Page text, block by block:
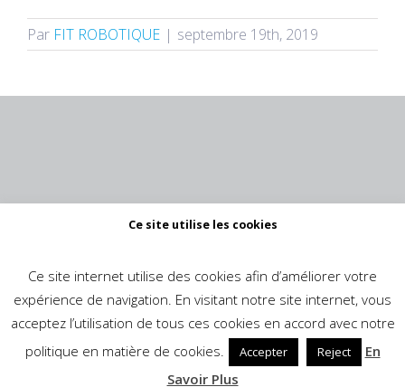
Par FIT ROBOTIQUE | septembre 19th, 2019
Mentions Légales| ALL RIGHTS
Ce site utilise les cookies
Ce site internet utilise des cookies afin d’améliorer votre
expérience de navigation. En visitant notre site internet, vous
acceptez l’utilisation de tous ces cookies en accord avec notre
politique en matière de cookies.
Accepter Reject
En
Savoir Plus